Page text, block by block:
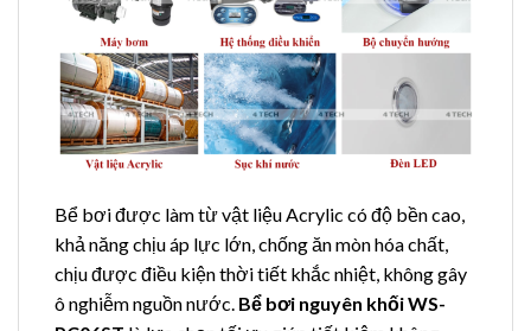
Bể bơi được làm từ vật liệu Acrylic có độ bền cao,
khả năng chịu áp lực lớn, chống ăn mòn hóa chất,
chịu được điều kiện thời tiết khắc nhiệt, không gây
ô nghiễm nguồn nước. Bể bơi nguyên khối WS-